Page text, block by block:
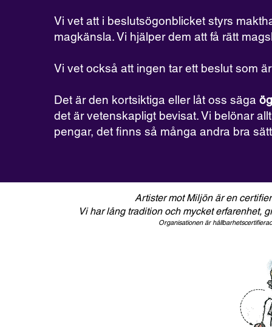
Vi vet att i beslutsögonblicket styrs
magkänsla. Vi hjälper dem att få rätt
Vi vet också att ingen tar ett beslut som
Det är den kortsiktiga eller låt oss säga
det är vetenskapligt bevisat. Vi belönar
pengar, det finns så många andra bra
Artister mot Miljön är en
Vi har lång tradition och mycket erfarenhet,
Organisationen är